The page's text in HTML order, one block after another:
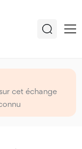
cet échange